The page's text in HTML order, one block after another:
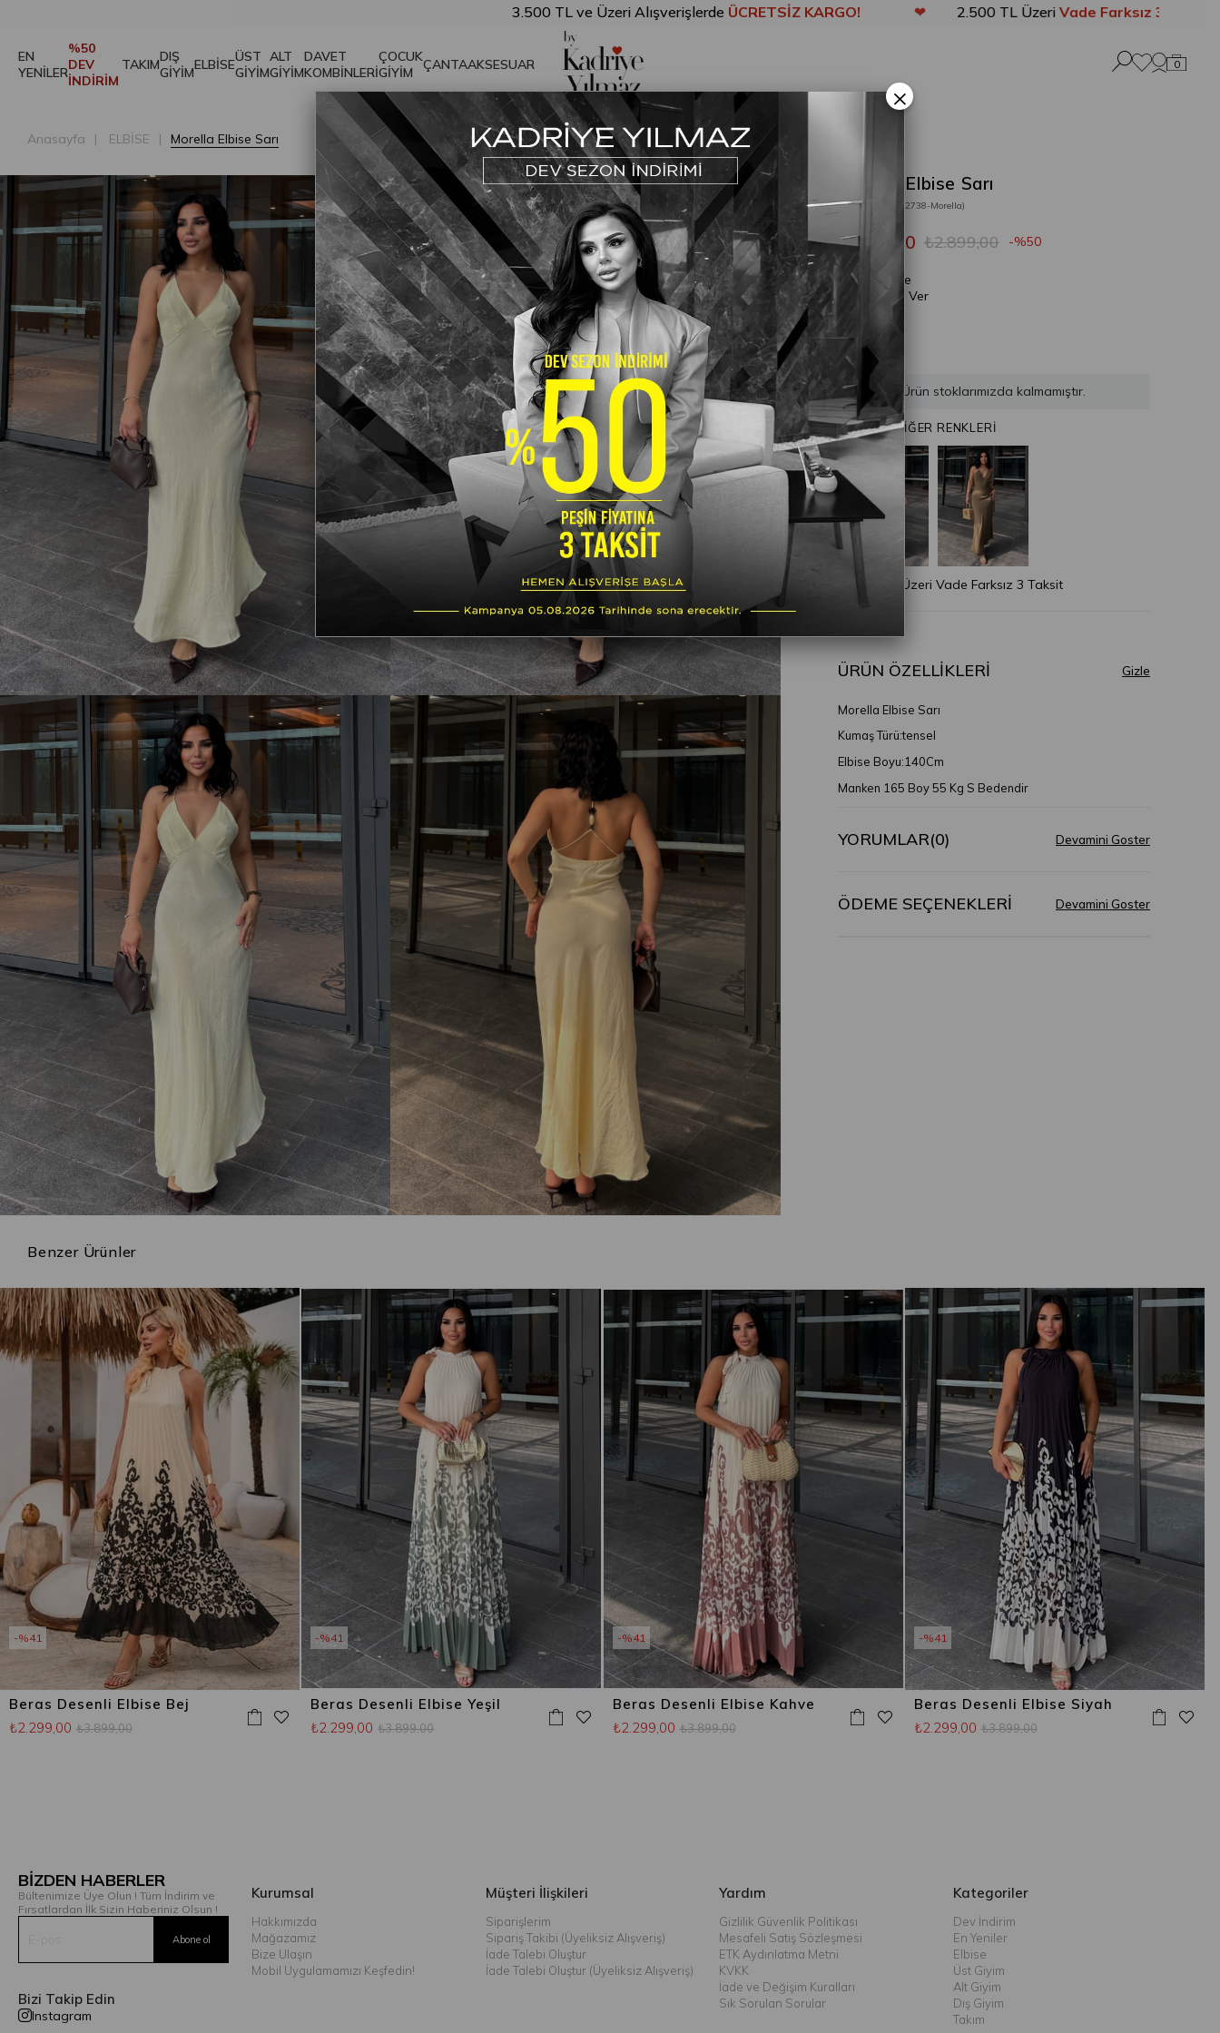
3.500 TL ve Üzeri AlışverişlerdeÜCRETSİZ KARGO! ❤ 2.500 TL ÜzeriVade Farksız 3 Taksit
EN
YENİLER
%50
DEV
İNDİRİM
TAKIMDIŞ
GİYİMELBİSEÜST
GİYİM
ALT
GİYİM
DAVET
KOMBİNLERİ
ÇOCUK
GİYİM
ÇANTAAKSESUAR 0
Anasayfa ELBİSE Morella Elbise Sarı
Morella Elbise Sarı
Stok Kodu (202738-Morella)
₺2.899,00
₺1.449,50 50
Gelince
Haber Ver
Ürün stoklarımızda kalmamıştır.
ÜRÜNÜN DİĞER RENKLERİ
* 2.500 TL Üzeri Vade Farksız 3 Taksit
ÜRÜN ÖZELLIKLERI
Morella Elbise Sarı
Kumaş Türü:tensel
Elbise Boyu:140Cm
Manken 165 Boy 55 Kg S Bedendir
YORUMLAR(0)
ÖDEME SEÇENEKLERI
Benzer Ürünler
Beras Desenli Elbise Bej
₺2.299,00 ₺3.899,00
%41
Beras Desenli Elbise Yeşil
₺2.299,00 ₺3.899,00
%41
Beras Desenli Elbise Kahve
₺2.299,00 ₺3.899,00
%41
Beras Desenli Elbise Siyah
₺2.299,00 ₺3.899,00
%41
BİZDEN HABERLER
Bültenimize Üye Olun ! Tüm İndirim ve
Fırsatlardan İlk Sizin Haberiniz Olsun !
Bizi Takip Edin
Instagram
Kurumsal
Hakkımızda
Mağazamız
Bize Ulaşın
Mobil Uygulamamızı Keşfedin!
Müşteri İlişkileri
Siparişlerim
Sipariş Takibi (Üyeliksiz Alışveriş)
İade Talebi Oluştur
İade Talebi Oluştur (Üyeliksiz Alışveriş)
Yardım
Gizlilik Güvenlik Politikası
Mesafeli Satış Sözleşmesi
ETK Aydınlatma Metni
KVKK
İade ve Değişim Kuralları
Sık Sorulan Sorular
Kategoriler
Dev İndirim
En Yeniler
Elbise
Üst Giyim
Alt Giyim
Dış Giyim
Takım
×